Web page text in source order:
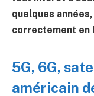
quelques
correctement en
5G, 6G,
américain